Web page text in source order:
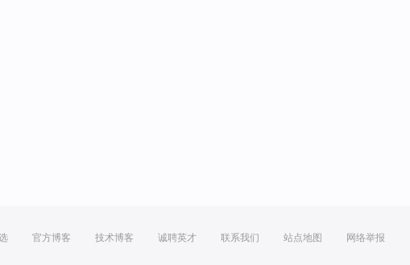
官方博客 技术博客 诚聘英才 联系我们 站点地图 网络举报